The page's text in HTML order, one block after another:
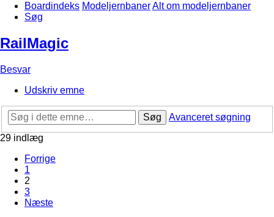
Boardindeks ModeljernbanerAlt om modeljernbaner
Søg
RailMagic
Besvar
Udskriv emne
Søg
Avanceret søgning
29 indlæg
Forrige
1
2
3
Næste